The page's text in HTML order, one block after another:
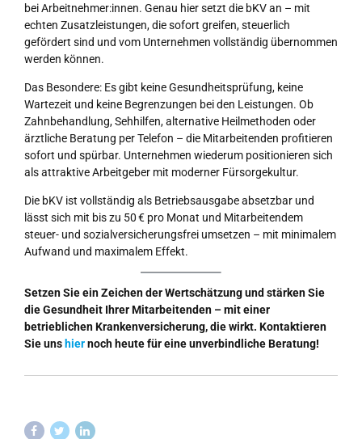
bei Arbeitnehmer:innen. Genau hier setzt die bKV an – mit
echten Zusatzleistungen, die sofort greifen, steuerlich
gefördert sind und vom Unternehmen vollständig übernommen
werden können.
Das Besondere: Es gibt keine Gesundheitsprüfung, keine
Wartezeit und keine Begrenzungen bei den Leistungen. Ob
Zahnbehandlung, Sehhilfen, alternative Heilmethoden oder
ärztliche Beratung per Telefon – die Mitarbeitenden profitieren
sofort und spürbar. Unternehmen wiederum positionieren sich
als attraktive Arbeitgeber mit moderner Fürsorgekultur.
Die bKV ist vollständig als Betriebsausgabe absetzbar und
lässt sich mit bis zu 50 € pro Monat und Mitarbeitendem
steuer- und sozialversicherungsfrei umsetzen – mit minimalem
Aufwand und maximalem Effekt.
Setzen Sie ein Zeichen der Wertschätzung und stärken Sie
die Gesundheit Ihrer Mitarbeitenden – mit einer
betrieblichen Krankenversicherung, die wirkt. Kontaktieren
Sie uns hiernoch heute für eine unverbindliche Beratung!